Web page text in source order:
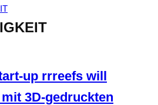
up rrreefs will
3D-gedruckten